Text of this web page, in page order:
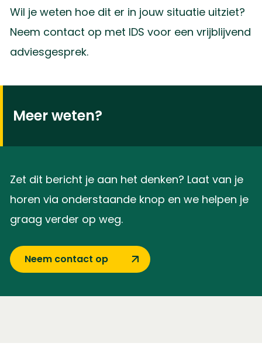
Wil je weten hoe dit er in jouw situatie uitziet?
Neem contact op met IDS voor een vrijblijvend
adviesgesprek.
Meer weten?
Zet dit bericht je aan het denken? Laat van je
horen via onderstaande knop en we helpen je
graag verder op weg.
Neem contact op